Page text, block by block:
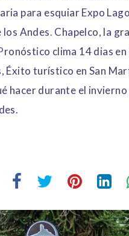
para esquiarExpo
Andes. Chapelco, la
ronóstico clima 14 dias
Éxito turístico en San
hacer durante el invierno